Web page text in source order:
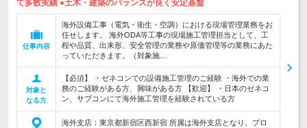
て多数実績 ●土木・建築のバランスが良く安定基盤
仕事内容
海外設備工事（電気・衛生・空調）における現場管理業務をお
任せします。 海外ODA等工事の現場施工管理担当として、工
程や品質、出来形、安全管理の業務や原価管理等の業務にあた
っていただきます。（対象施…
対象と
なる方
【必須】 ・ゼネコンでの設備施工管理のご経験 ・海外での業
務のご経験がある方、興味がある方 【歓迎】 ・日本のゼネコ
ン、サブコンにて海外施工管理を経験されている方
海外支店：東京都新宿区西新宿 所属は海外支店となり、プロ